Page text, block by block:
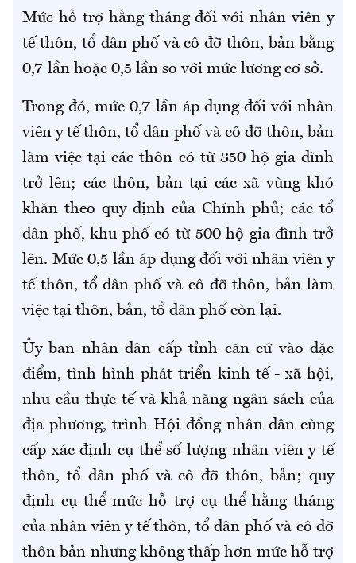
Mức hỗ trợ hằng tháng đối với nhân viên y
tế thôn, tổ dân phố và cô đỡ thôn, bản bằng
0,7 lần hoặc 0,5 lần so với mức lương cơ sở.
Trong đó, mức 0,7 lần áp dụng đối với nhân
viên y tế thôn, tổ dân phố và cô đỡ thôn, bản
làm việc tại các thôn có từ 350 hộ gia đình
trở lên; các thôn, bản tại các xã vùng khó
khăn theo quy định của Chính phủ; các tổ
dân phố, khu phố có từ 500 hộ gia đình trở
lên. Mức 0,5 lần áp dụng đối với nhân viên y
tế thôn, tổ dân phố và cô đỡ thôn, bản làm
việc tại thôn, bản, tổ dân phố còn lại.
Ủy ban nhân dân cấp tỉnh căn cứ vào đặc
điểm, tình hình phát triển kinh tế - xã hội,
nhu cầu thực tế và khả năng ngân sách của
địa phương, trình Hội đồng nhân dân cùng
cấp xác định cụ thể số lượng nhân viên y tế
thôn, tổ dân phố và cô đỡ thôn, bản; quy
định cụ thể mức hỗ trợ cụ thể hằng tháng
của nhân viên y tế thôn, tổ dân phố và cô đỡ
thôn bản nhưng không thấp hơn mức hỗ trợ